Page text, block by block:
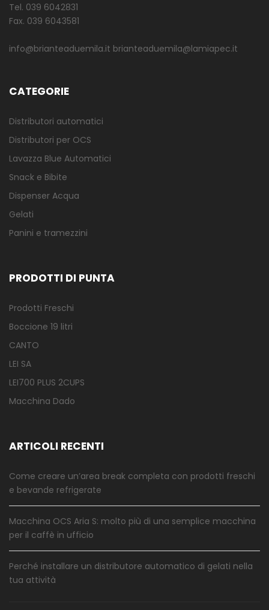
Tel. 039 6042831
Fax. 039 6043581
info@brianteaduemila.it brianteaduemila@lamiapec.it
CATEGORIE
Distributori automatici
Distributori per OCS
Lavazza Blue Automatici
Snack e Bibite
Dispenser Acqua
Gelati
Panini e tramezzini
PRODOTTI DI PUNTA
Prodotti Freschi
Boccione 19 litri
CANTO
LEI SA
LEI700 PLUS 2CUPS
Macchina Dado
ARTICOLI RECENTI
Come creare un’area break completa con prodotti freschi
e bevande refrigerate
Macchina OCS Aria S: molto più di una semplice macchina
per il caffè in ufficio
Perché installare un distributore automatico di gelati nella
tua attività